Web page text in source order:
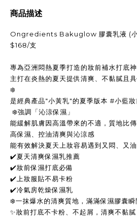
商品描述
Ongredients Bakuglow 膠囊乳液 (
$168/支
專為亞洲悶熱夏季打造的妝前補水打底神
主打在炎熱的夏天提供清爽、不黏膩且
❄️
是經典產品"小黃乳"的夏季版本 #小藍妝
❄️強調「沁涼保濕」
能緩解肌膚因高溫帶來的不適，質地比
高保濕、控油清爽與沁涼感
能有效解決夏天上妝容易遇到又悶、又
✔️夏天清爽保濕乳推薦
✔️妝前保濕打底必備
✔️上妝服貼不易卡粉
✔️冷氣房乾燥保濕乳
❄️一抹爆水的清爽質地，滿滿保濕膠囊瞬
✨妝前打底不卡粉、不起屑，清爽不黏